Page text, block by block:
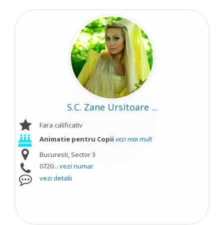
S.C. Zane Ursitoare ...
Fara calificativ
Animatie pentru Copii vezi mai mult
Bucuresti, Sector 3
0720... vezi numar
vezi detalii